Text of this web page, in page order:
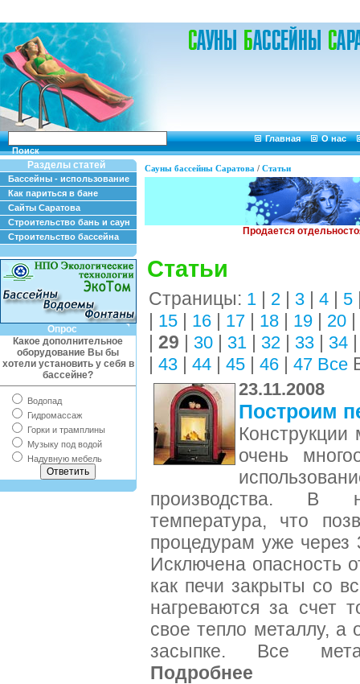
Поиск
Главная О нас
Разделы статей
Бассейны - использование
Как париться в бане
Сайты Саратова
Строительство бань и саун
Строительство бассейна
Опрос
Какое дополнительное
оборудование Вы бы
хотели установить у себя в
бассейне?
Водопад
Гидромассаж
Горки и трамплины
Музыку под водой
Надувную мебель
Сауны бассейны Саратова / Статьи
Статьи
Страницы: 1 | 2 | 3 | 4 | 5
| 15 | 16 | 17 | 18 | 19 | 20 |
| 29 | 30 | 31 | 32 | 33 | 34
| 43 | 44 | 45 | 46 | 47 Все
23.11.2008
Построим
Конструкции
очень
производства. В
температура, что
процедурам уже через
Исключена опасность
как печи закрыты со
нагреваются за счет
свое тепло металлу, а
засыпке. Все
Подробнее